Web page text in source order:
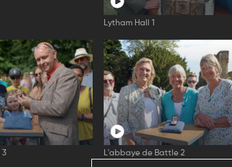
Lytham Hall 1
3 L'abbaye de Battle 2